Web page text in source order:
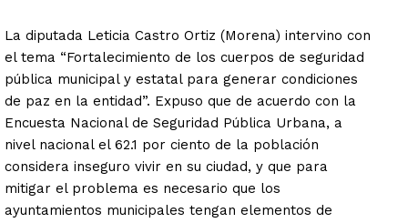
La diputada Leticia Castro Ortiz (Morena) intervino con
el tema “Fortalecimiento de los cuerpos de seguridad
pública municipal y estatal para generar condiciones
de paz en la entidad”. Expuso que de acuerdo con la
Encuesta Nacional de Seguridad Pública Urbana, a
nivel nacional el 62.1 por ciento de la población
considera inseguro vivir en su ciudad, y que para
mitigar el problema es necesario que los
ayuntamientos municipales tengan elementos de